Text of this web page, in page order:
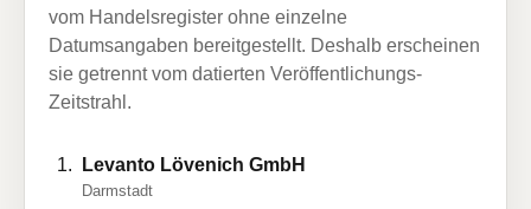
vom Handelsregister ohne einzelne
Datumsangaben bereitgestellt. Deshalb erscheinen
sie getrennt vom datierten Veröffentlichungs-
Zeitstrahl.
Levanto Lövenich GmbH
Darmstadt